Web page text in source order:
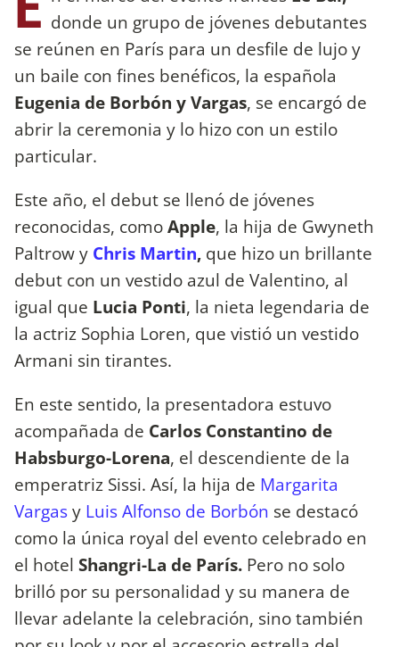
donde un grupo de jóvenes debutantes
se reúnen en París para un desfile de lujo y
un baile con fines benéficos, la española
Eugenia de Borbón y Vargas, se encargó de
abrir la ceremonia y lo hizo con un estilo
particular.
Este año, el debut se llenó de jóvenes
reconocidas, comoApple, la hija de Gwyneth
Paltrow y Chris Martin, que hizo un brillante
debut con un vestido azul de Valentino, al
igual que Lucia Ponti, la nieta legendaria de
la actriz Sophia Loren, que vistió un vestido
Armani sin tirantes.
En este sentido, la presentadora estuvo
acompañada de Carlos Constantino de
Habsburgo-Lorena, el descendiente de la
emperatriz Sissi. Así, la hija de Margarita
Vargasy Luis Alfonso de Borbón se destacó
como la única royal del evento celebrado en
el hotel Shangri-La de París. Pero no solo
brilló por su personalidad y su manera de
llevar adelante la celebración, sino también